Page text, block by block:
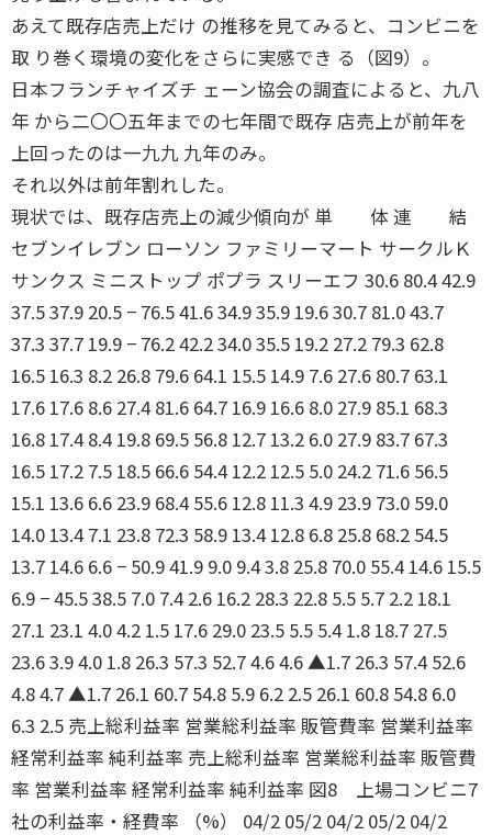
あえて既存店売上だけ の推移を見てみると、コンビニを
取 り巻く環境の変化をさらに実感でき る（図9）。
日本フランチャイズチ ェーン協会の調査によると、九八
年 から二〇〇五年までの七年間で既存 店売上が前年を
上回ったのは一九九 九年のみ。
それ以外は前年割れした。
現状では、既存店売上の減少傾向が 単 体 連 結
セブンイレブン ローソン ファミリーマート サークルＫ
サンクス ミニストップ ポプラ スリーエフ 30.6 80.4 42.9
37.5 37.9 20.5 − 76.5 41.6 34.9 35.9 19.6 30.7 81.0 43.7
37.3 37.7 19.9 − 76.2 42.2 34.0 35.5 19.2 27.2 79.3 62.8
16.5 16.3 8.2 26.8 79.6 64.1 15.5 14.9 7.6 27.6 80.7 63.1
17.6 17.6 8.6 27.4 81.6 64.7 16.9 16.6 8.0 27.9 85.1 68.3
16.8 17.4 8.4 19.8 69.5 56.8 12.7 13.2 6.0 27.9 83.7 67.3
16.5 17.2 7.5 18.5 66.6 54.4 12.2 12.5 5.0 24.2 71.6 56.5
15.1 13.6 6.6 23.9 68.4 55.6 12.8 11.3 4.9 23.9 73.0 59.0
14.0 13.4 7.1 23.8 72.3 58.9 13.4 12.8 6.8 25.8 68.2 54.5
13.7 14.6 6.6 − 50.9 41.9 9.0 9.4 3.8 25.8 70.0 55.4 14.6 15.5
6.9 − 45.5 38.5 7.0 7.4 2.6 16.2 28.3 22.8 5.5 5.7 2.2 18.1
27.1 23.1 4.0 4.2 1.5 17.6 29.0 23.5 5.5 5.4 1.8 18.7 27.5
23.6 3.9 4.0 1.8 26.3 57.3 52.7 4.6 4.6 ▲1.7 26.3 57.4 52.6
4.8 4.7 ▲1.7 26.1 60.7 54.8 5.9 6.2 2.5 26.1 60.8 54.8 6.0
6.3 2.5 売上総利益率 営業総利益率 販管費率 営業利益率
経常利益率 純利益率 売上総利益率 営業総利益率 販管費
率 営業利益率 経常利益率 純利益率 図8 上場コンビニ7
社の利益率・経費率 （%） 04/2 05/2 04/2 05/2 04/2